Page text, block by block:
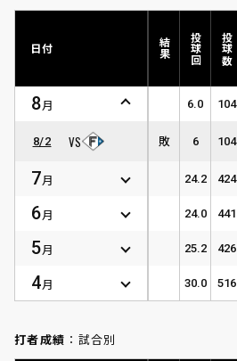
日付 結果 投球回 投球数
8月 6.0 104
8/2 敗 6 104
7月 24.2 424
6月 24.0 441
5月 25.2 426
4月 30.0 516
打者成績 ：試合別